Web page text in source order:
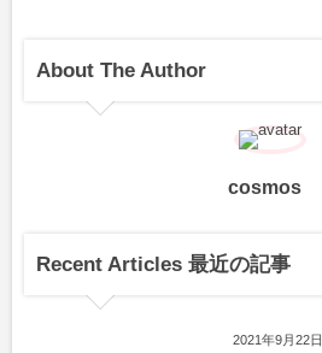
About The Author
cosmos
Recent Articles 最近の記事
2021年9月22日